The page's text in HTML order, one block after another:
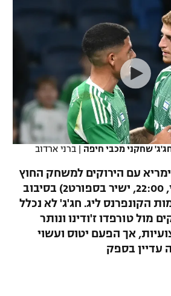
שחקני מכבי חיפה | ברני ארדוב
עם הירוקים למשחק החוץ
מול ראקוב (חמישי, 22:00, ישיר בספורט2) בסיבוב
הקונפרנס ליג. חג'ג' לא נכלל
מול טורפדו ז'ודינו ונותר
אך הפעם יטוס ועשוי
עדיין בספק